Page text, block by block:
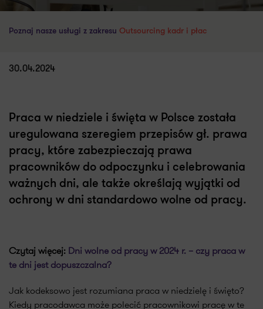
Poznaj nasze usługi z zakresu Outsourcing kadr i płac
30.04.2024
Praca w niedziele i święta w Polsce została
uregulowana szeregiem przepisów gł. prawa
pracy, które zabezpieczają prawa
pracowników do odpoczynku i celebrowania
ważnych dni, ale także określają wyjątki od
ochrony w dni standardowo wolne od pracy.
Czytaj więcej: Dni wolne od pracy w 2024 r. – czy praca w
te dni jest dopuszczalna?
Jak kodeksowo jest rozumiana praca w niedzielę i święto?
Kiedy pracodawca może polecić pracownikowi pracę w te